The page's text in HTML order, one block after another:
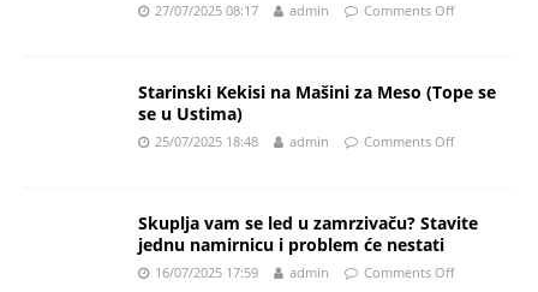
27/07/2025 08:17 admin Comments Off
Starinski Kekisi na Mašini za Meso (Tope se
se u Ustima)
25/07/2025 18:48 admin Comments Off
Skuplja vam se led u zamrzivaču? Stavite
jednu namirnicu i problem će nestati
16/07/2025 17:59 admin Comments Off